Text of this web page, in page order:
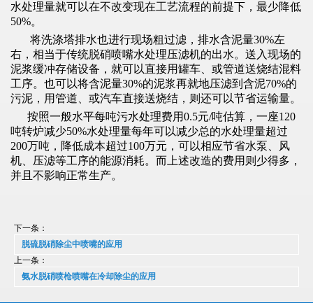
水处理量就可以在不改变现在工艺流程的前提下，最少降低
50%。
将洗涤塔排水也进行现场粗过滤，排水含泥量30%左
右，相当于传统脱硝喷嘴水处理压滤机的出水。送入现场的
泥浆缓冲存储设备，就可以直接用罐车、或管道送烧结混料
工序。也可以将含泥量30%的泥浆再就地压滤到含泥70%的
污泥，用管道、或汽车直接送烧结，则还可以节省运输量。
按照一般水平每吨污水处理费用0.5元/吨估算，一座120
吨转炉减少50%水处理量每年可以减少总的水处理量超过
200万吨，降低成本超过100万元，可以相应节省水泵、风
机、压滤等工序的能源消耗。而上述改造的费用则少得多，
并且不影响正常生产。
下一条：
脱硫脱硝除尘中喷嘴的应用
上一条：
氨水脱硝喷枪喷嘴在冷却除尘的应用